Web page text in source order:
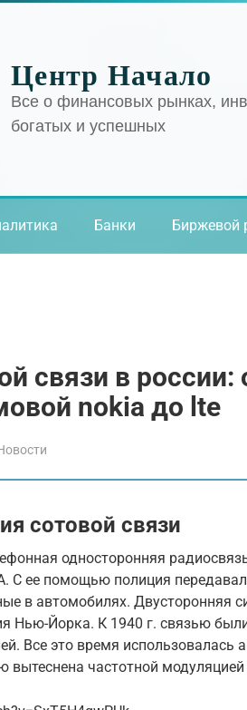
Центр Начало
Все о финансовых рынках,
богатых и успешных
Банки Биржевой
связи в россии:
nokia до lte
сотовой связи
односторонняя
С ее помощью полиция
в автомобилях. Двусторонняя
Нью-Йорка. К 1940 г. связью
Все это время использовалась
вытеснена частотной модуляцией